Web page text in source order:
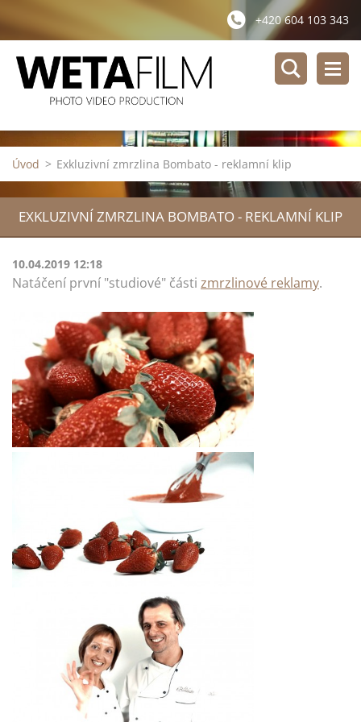
+420 604 103 343
Úvod > Exkluzivní zmrzlina Bombato - reklamní klip
EXKLUZIVNÍ ZMRZLINA BOMBATO - REKLAMNÍ KLIP
10.04.2019 12:18
Natáčení první "studiové" části zmrzlinové reklamy.